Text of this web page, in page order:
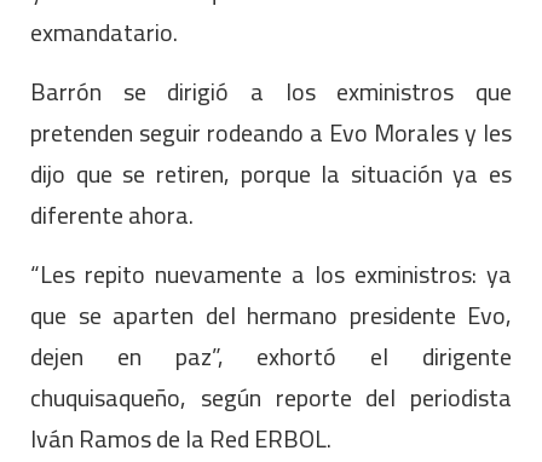
exmandatario.
Barrón se dirigió a los exministros que
pretenden seguir rodeando a Evo Morales y les
dijo que se retiren, porque la situación ya es
diferente ahora.
“Les repito nuevamente a los exministros: ya
que se aparten del hermano presidente Evo,
dejen en paz”, exhortó el dirigente
chuquisaqueño, según reporte del periodista
Iván Ramos de la Red ERBOL.